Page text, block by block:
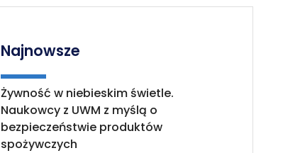
Najnowsze
Żywność w niebieskim świetle.
Naukowcy z UWM z myślą o
bezpieczeństwie produktów
spożywczych